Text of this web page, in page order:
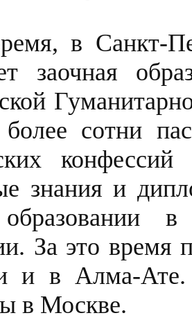
в Санкт-
заочная
более сотни
знания и
в
За это время
в Алма-Ате.
в Москве.